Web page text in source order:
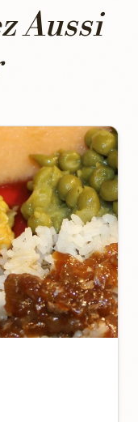
Aussi